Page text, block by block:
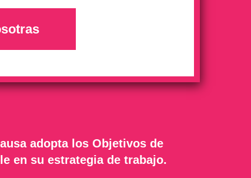
adopta los Objetivos de
en su estrategia de trabajo.